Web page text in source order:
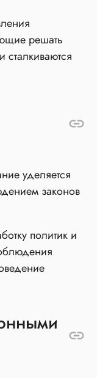
решать
уделяется
законов
политик и